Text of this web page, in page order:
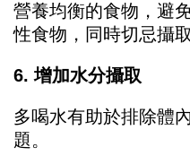
營養均衡的食物，避
性食物，同時切忌攝
6. 增加水分攝取
多喝水有助於排除體
題。